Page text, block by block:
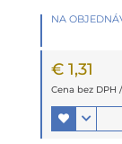
NA
€ 1,31
Cena bez DPH